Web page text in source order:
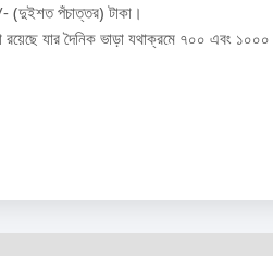
(দুইশত পঁচাত্তর) টাকা।
রয়েছে যার দৈনিক ভাড়া যথাক্রমে ৭০০ এবং ১০০০